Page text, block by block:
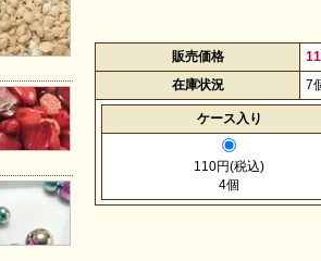
販売価格
在庫状況
7
ケース入り
110円(税込)
4個